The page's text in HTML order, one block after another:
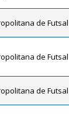
de
de
de